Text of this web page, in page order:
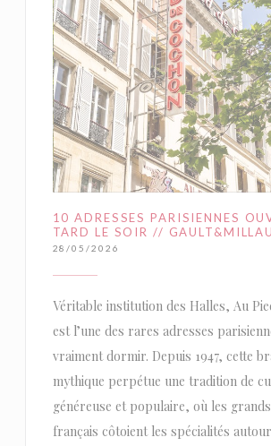
10 ADRESSES PARISIENNES
TARD LE SOIR // GAULT&MILLAU
28/05/2026
Véritable institution des Halles, Au
est l’une des rares adresses
vraiment dormir. Depuis 1947, cette
mythique perpétue une tradition de
généreuse et populaire, où les
français côtoient les spécialités